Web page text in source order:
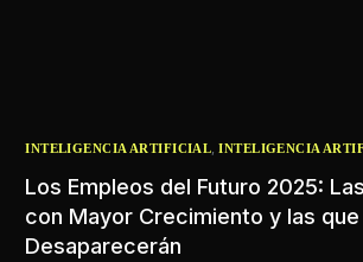
INTELIGENCIA ARTIFICIAL,INTELIGENCIA
Los Empleos del Futuro 2025:
con Mayor Crecimiento y las que
Desaparecerán